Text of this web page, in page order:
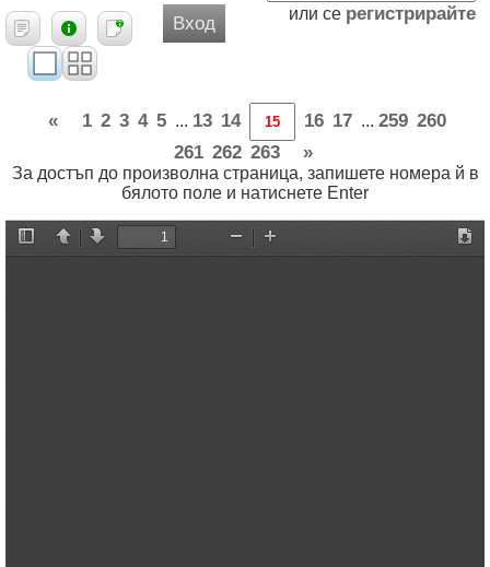
Вход или се регистрирайте
« 1 2 3 4 5 ... 13 14 16 17 ... 259 260
261 262 263 »
За достъп до произволна страница, запишете номера й в
бялото поле и натиснете Enter